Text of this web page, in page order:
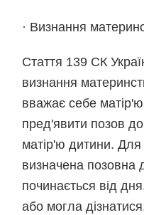
· Визнання
Стаття 139 СК
визнання
вважає себе
пред'явити позов
матір'ю дитини. Для
визначена позовна
починається від
або могла